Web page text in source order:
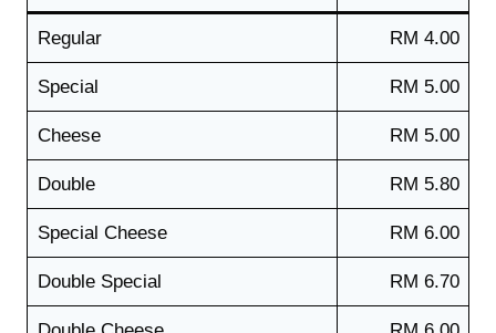
Regular RM 4.00
Special RM 5.00
Cheese RM 5.00
Double RM 5.80
Special Cheese RM 6.00
Double Special RM 6.70